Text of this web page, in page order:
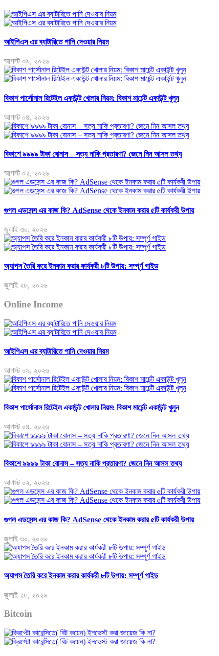
আইপিএস এর ব্যাটারিতে পানি দেওয়ার নিয়ম
আগস্ট ০৯, ২০২৬
বিকাশ পার্সোনাল রিটেইল একাউন্ট খোলার নিয়ম: বিকাশ মার্চেন্ট একাউন্ট খুলুন
আগস্ট ০৪, ২০২৬
বিকাশে ৯৯৯৯ টাকা বোনাস – সত্য নাকি প্রতারণা? জেনে নিন আসল তথ্য
আগস্ট ০২, ২০২৬
গুগল এডসেন্স এর কাজ কি? AdSense থেকে ইনকাম করার ৫টি কার্যকরী উপায়
জুলাই ৩০, ২০২৬
অ্যাপস তৈরি করে ইনকাম করার কার্যকরী ৮টি উপায়: সম্পূর্ণ গাইড
জুলাই ২৮, ২০২৬
Online Income
আইপিএস এর ব্যাটারিতে পানি দেওয়ার নিয়ম
আগস্ট ০৯, ২০২৬
বিকাশ পার্সোনাল রিটেইল একাউন্ট খোলার নিয়ম: বিকাশ মার্চেন্ট একাউন্ট খুলুন
আগস্ট ০৪, ২০২৬
বিকাশে ৯৯৯৯ টাকা বোনাস – সত্য নাকি প্রতারণা? জেনে নিন আসল তথ্য
আগস্ট ০২, ২০২৬
গুগল এডসেন্স এর কাজ কি? AdSense থেকে ইনকাম করার ৫টি কার্যকরী উপায়
জুলাই ৩০, ২০২৬
অ্যাপস তৈরি করে ইনকাম করার কার্যকরী ৮টি উপায়: সম্পূর্ণ গাইড
জুলাই ২৮, ২০২৬
Bitcoin